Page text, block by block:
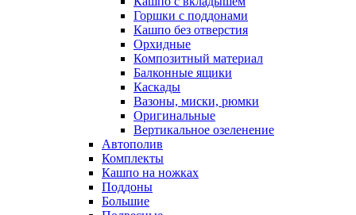
Горшки с поддонами
Кашпо без отверстия
Орхидные
Композитный материал
Балконные ящики
Каскады
Вазоны, миски, рюмки
Оригинальные
Вертикальное озеленение
Автополив
Комплекты
Кашпо на ножках
Поддоны
Большие